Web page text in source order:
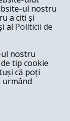
ul nostru
a citi și
al Politicii de
nostru
tip cookie
că poți
urmând